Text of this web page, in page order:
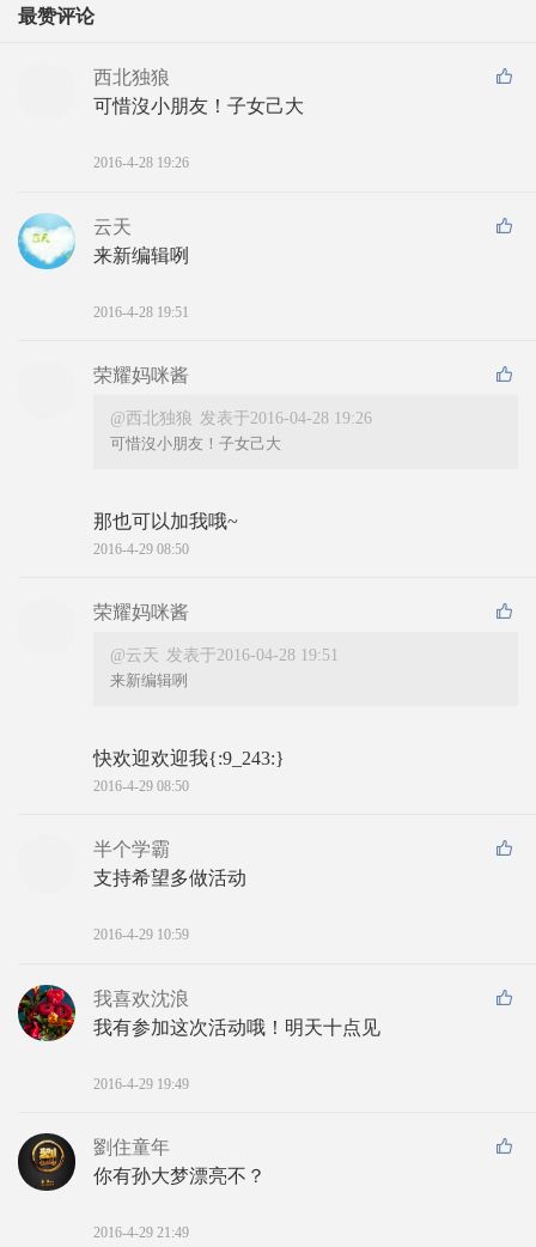
最赞评论
西北独狼
可惜沒小朋友！子女己大
2016-4-28 19:26
云天
来新编辑咧
2016-4-28 19:51
荣耀妈咪酱
@西北独狼 发表于2016-04-28 19:26
可惜沒小朋友！子女己大
那也可以加我哦~
2016-4-29 08:50
荣耀妈咪酱
@云天 发表于2016-04-28 19:51
来新编辑咧
快欢迎欢迎我{:9_243:}
2016-4-29 08:50
半个学霸
支持希望多做活动
2016-4-29 10:59
我喜欢沈浪
我有参加这次活动哦！明天十点见
2016-4-29 19:49
劉住童年
你有孙大梦漂亮不？
2016-4-29 21:49